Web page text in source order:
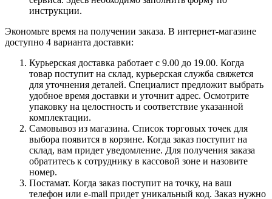
инструкции.
Экономьте время на получении заказа. В интернет-магазине
доступно 4 варианта доставки:
Курьерская доставка работает с 9.00 до 19.00. Когда
товар поступит на склад, курьерская служба свяжется
для уточнения деталей. Специалист предложит выбрать
удобное время доставки и уточнит адрес. Осмотрите
упаковку на целостность и соответствие указанной
комплектации.
Самовывоз из магазина. Список торговых точек для
выбора появится в корзине. Когда заказ поступит на
склад, вам придет уведомление. Для получения заказа
обратитесь к сотруднику в кассовой зоне и назовите
номер.
Постамат. Когда заказ поступит на точку, на ваш
телефон или e-mail придет уникальный код. Заказ нужно